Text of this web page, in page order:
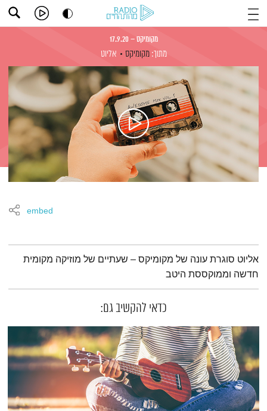
מקומיקס – 17.9.20
מתוך: מקומיקס אליוט
embed
תמצית הפודקאסט
אליוט סוגרת עונה של מקומיקס – שעתיים של מוזיקה מקומית
חדשה וממוקססת היטב
כדאי להקשיב גם: